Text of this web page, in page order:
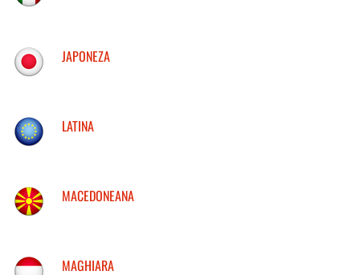
JAPONEZA
LATINA
MACEDONEANA
MAGHIARA